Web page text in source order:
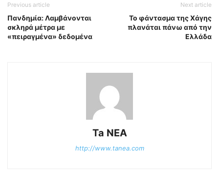
Previous article
Πανδημία: Λαμβάνονται
σκληρά μέτρα με
«πειραγμένα» δεδομένα
Next article
Το φάντασμα της Χάγης
πλανάται πάνω από την
Ελλάδα
Ta NEA
http://www.tanea.com